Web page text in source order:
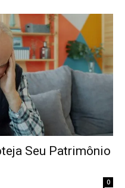
Seu Patrimônio
0